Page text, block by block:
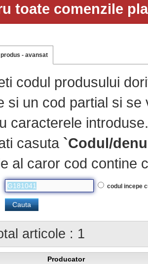
toate comenzile
- avansat
codul produsului
si un cod partial si
caracterele introduse.
casuta `Codul/
al caror cod contine
codul incepe
articole : 1
Producator